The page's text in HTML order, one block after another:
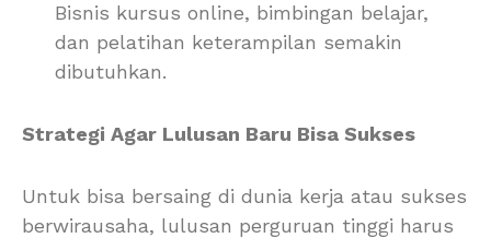
Bisnis kursus online, bimbingan belajar,
dan pelatihan keterampilan semakin
dibutuhkan.
Strategi Agar Lulusan Baru Bisa Sukses
Untuk bisa bersaing di dunia kerja atau sukses
berwirausaha, lulusan perguruan tinggi harus